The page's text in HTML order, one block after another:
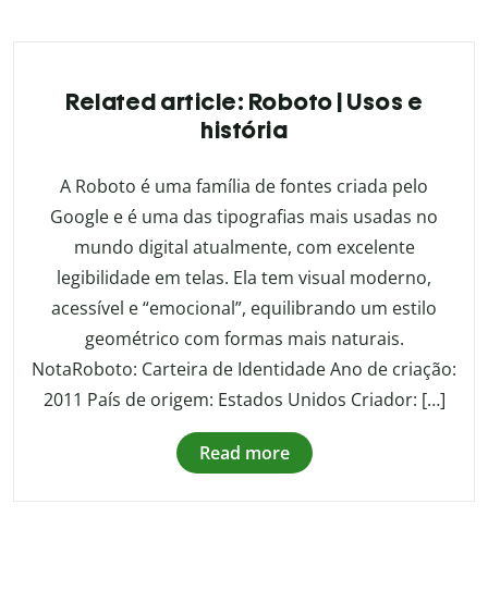
Related article: Roboto | Usos e
história
A Roboto é uma família de fontes criada pelo
Google e é uma das tipografias mais usadas no
mundo digital atualmente, com excelente
legibilidade em telas. Ela tem visual moderno,
acessível e “emocional”, equilibrando um estilo
geométrico com formas mais naturais.
NotaRoboto: Carteira de Identidade Ano de criação:
2011 País de origem: Estados Unidos Criador: […]
Read more